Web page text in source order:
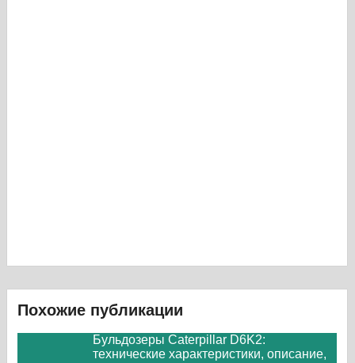
Похожие публикации
Бульдозеры Caterpillar D6K2:
технические характеристики, описание,